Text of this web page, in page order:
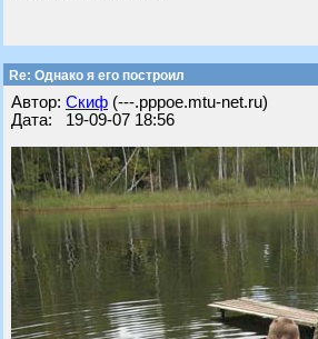
Re: Однако я его построил
Автор: Скиф (---.pppoe.mtu-net.ru)
Дата: 19-09-07 18:56